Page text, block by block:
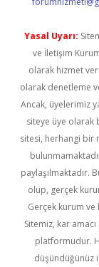
Yasal Uyarı:
ve İletişim
olarak hizmet
olarak denetleme
Ancak, üyelerimiz
siteye üye olarak
sitesi, herhangi bir
paylaşılmaktadır.
olup, gerçek
Gerçek kurum
Sitemiz, kar
platformudur.
düşündüğünüz